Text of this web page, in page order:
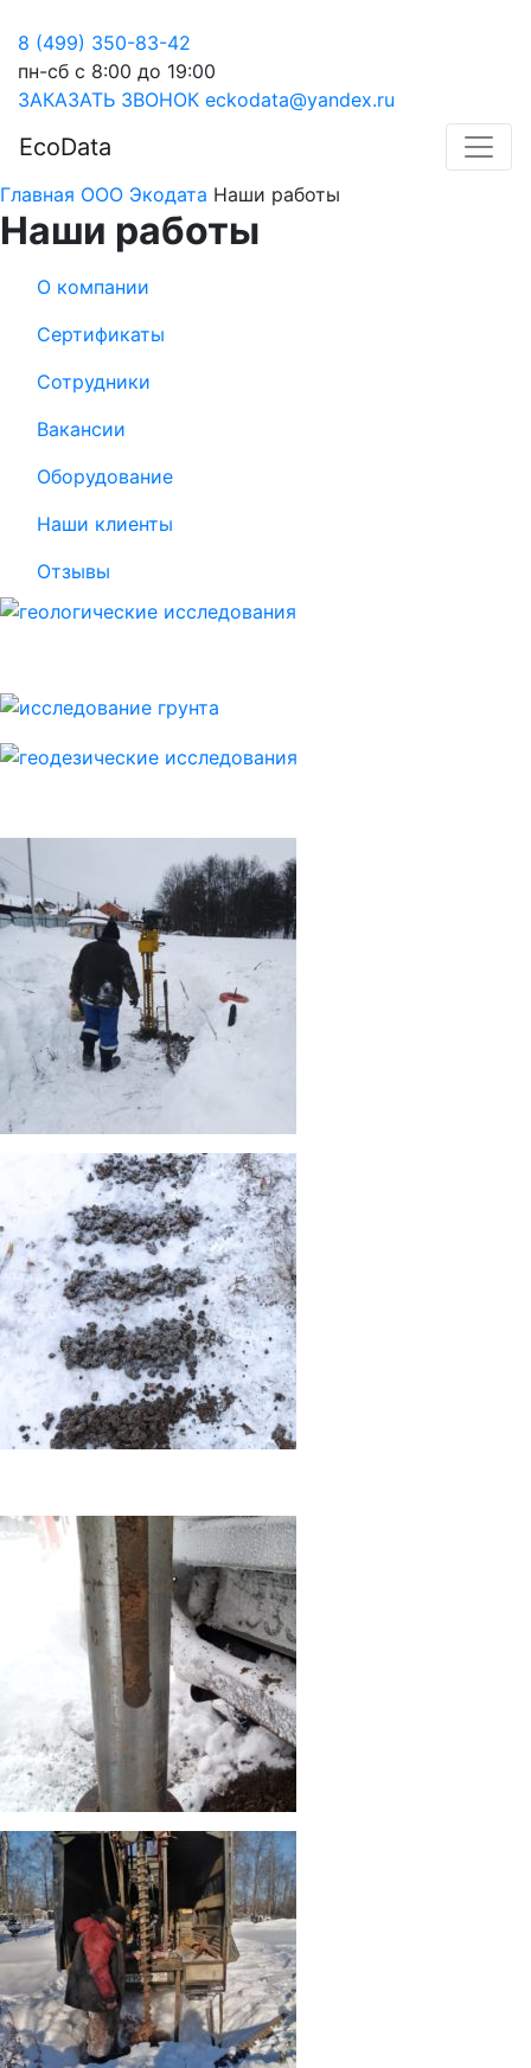
8 (499) 350-83-42
пн-сб с 8:00 до 19:00
ЗАКАЗАТЬ ЗВОНОК eckodata@yandex.ru
EcoData
Главная ООО Экодата Наши работы
Наши работы
О компании
Сертификаты
Сотрудники
Вакансии
Оборудование
Наши клиенты
Отзывы